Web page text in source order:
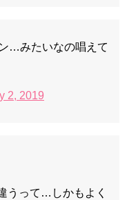
…みたいなの唱えて
2, 2019
うって…しかもよく